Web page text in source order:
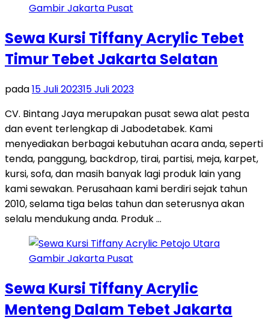
Sewa Kursi Tiffany Acrylic Tebet
Timur Tebet Jakarta Selatan
pada15 Juli 202315 Juli 2023
CV. Bintang Jaya merupakan pusat sewa alat pesta
dan event terlengkap di Jabodetabek. Kami
menyediakan berbagai kebutuhan acara anda, seperti
tenda, panggung, backdrop, tirai, partisi, meja, karpet,
kursi, sofa, dan masih banyak lagi produk lain yang
kami sewakan. Perusahaan kami berdiri sejak tahun
2010, selama tiga belas tahun dan seterusnya akan
selalu mendukung anda. Produk …
Sewa Kursi Tiffany Acrylic
Menteng Dalam Tebet Jakarta